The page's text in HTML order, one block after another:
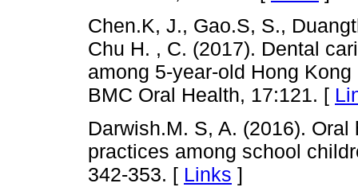
Chen.K, J., Gao.S, S.,
Chu H. , C. (2017). Dental
among 5-year-old Hong
BMC Oral Health, 17:121. [
Darwish.M. S, A. (2016).
practices among school
342-353. [ Links ]